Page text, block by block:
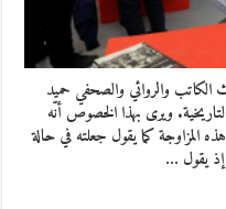
والروائي والصحفي حميد
التاريخية. ويرى بهذا الخصوص أنّه
المزاوجة كما يقول جعلته في حالة
يقول …